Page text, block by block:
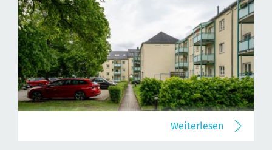
Weiterlesen